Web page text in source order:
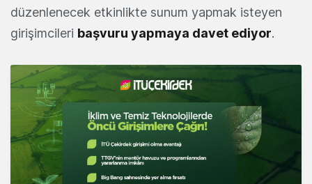
düzenlenecek etkinlikte sunum yapmak isteyen
girişimcileri başvuru yapmaya davet ediyor.